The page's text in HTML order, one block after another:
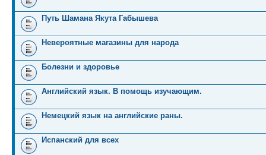
Путь Шамана Якута Габышева
Невероятные магазины для народа
Болезни и здоровье
Английский язык. В помощь изучающим.
Немецкий язык на английские раны.
Испанский для всех